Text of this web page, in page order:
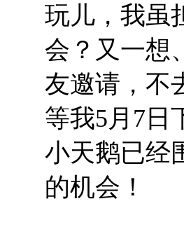
玩儿，我虽
会？又一想
友邀请，不
等我5 月 7 日
小天鹅已经
的机会！